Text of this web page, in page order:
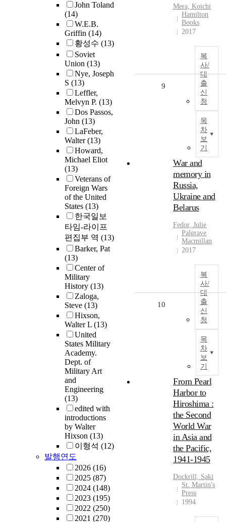
John Toland
(14)
W.E.B.
Griffin (14)
황성수 (13)
Soviet
Union (13)
Nye, Joseph
S (13)
Leffler,
Melvyn P. (13)
Dos Passos,
John (13)
LaFeber,
Walter(13)
Howard,
Michael Eliot
(13)
Veterans of
Foreign Wars
of the United
States (13)
한국일보
타임-라이프
편집부 역 (13)
Barker, Pat
(13)
Center of
Military
History (13)
Zaloga,
Steve (13)
Hixson,
Walter L (13)
United
States Military
Academy.
Dept. of
Military Art
and
Engineering
(13)
edited with
introductions
by Walter
Hixson (13)
이형석 (12)
발행연도
2026 (16)
2025 (87)
2024 (148)
2023 (195)
2022 (250)
2021 (270)
Mera, Koichi
Hamilton
Books
2017
복
사/
대
출
신
청
목
차
보
기
9
War and
memory in
Russia,
Ukraine and
Belarus
Fedor, Julie
Palgrave
Macmillan
2017
복
사/
대
출
신
청
목
차
보
기
10
From Pearl
Harbor to
Hiroshima :
the Second
World War
in Asia and
the Pacific,
1941-1945
Dockrill, Saki
St. Martin's
Press
1994